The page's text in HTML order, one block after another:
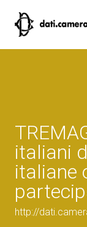
italiani
italiane
http://